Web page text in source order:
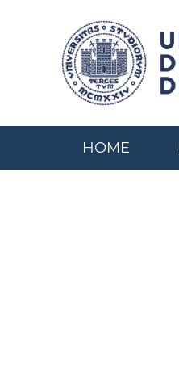
contenuto
principale
HOME